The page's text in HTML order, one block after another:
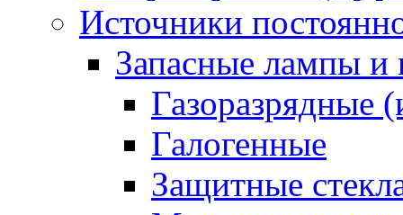
Источники
Запасные лампы и
Газоразрядные
Галогенные
Защитные